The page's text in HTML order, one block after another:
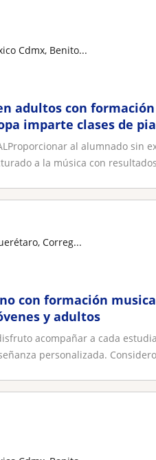
Cdmx, Benito...
adultos con
imparte clases de
al alumnado
a la música con
Correg...
con formación
y adultos
acompañar a cada
personalizada.